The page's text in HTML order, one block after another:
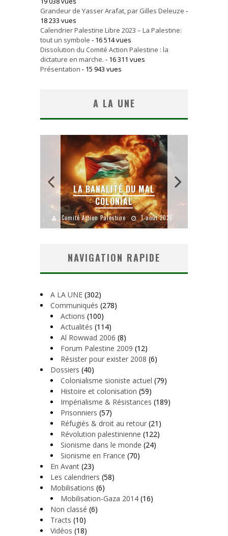
Grandeur de Yasser Arafat, par Gilles Deleuze -
18 233 vues
Calendrier Palestine Libre 2023 – La Palestine:
tout un symbole - 16 514 vues
Dissolution du Comité Action Palestine : la
dictature en marche. - 16 311 vues
Présentation - 15 943 vues
A LA UNE
YANKEES, GO HOME !
Comité Action Palestine 26 juillet 2026
NAVIGATION RAPIDE
A LA UNE (302)
Communiqués (278)
Actions (100)
Actualités (114)
Al Rowwad 2006 (8)
Forum Palestine 2009 (12)
Résister pour exister 2008 (6)
Dossiers (40)
Colonialisme sioniste actuel (79)
Histoire et colonisation (59)
Impérialisme & Résistances (189)
Prisonniers (57)
Réfugiés & droit au retour (21)
Révolution palestinienne (122)
Sionisme dans le monde (24)
Sionisme en France (70)
En Avant (23)
Les calendriers (58)
Mobilisations (6)
Mobilisation-Gaza 2014 (16)
Non classé (6)
Tracts (10)
Vidéos (18)